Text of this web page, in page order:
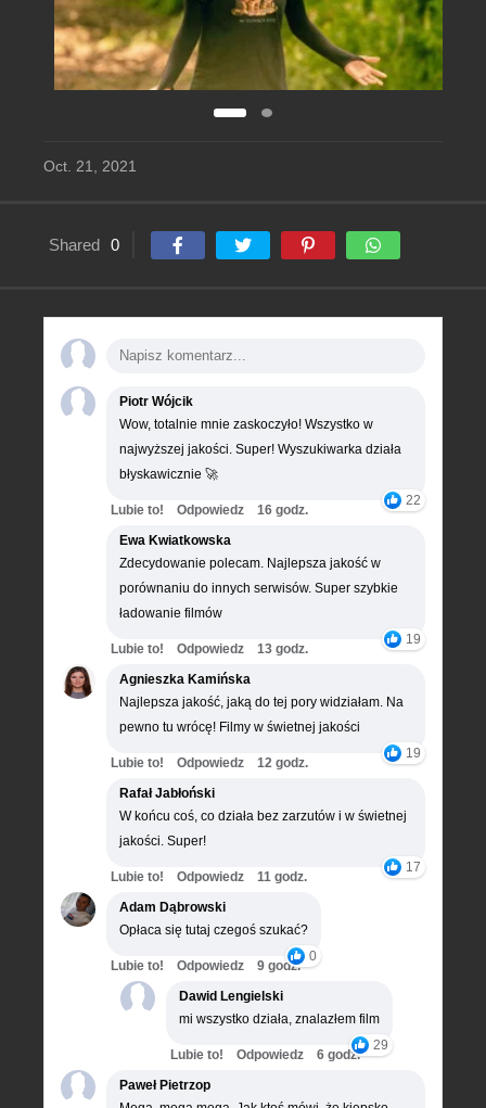
Oct. 21, 2021
Shared 0
Piotr Wójcik
Wow, totalnie mnie zaskoczyło! Wszystko w
najwyższej jakości. Super! Wyszukiwarka działa
błyskawicznie 🚀
22
Lubie to! Odpowiedz
16 godz.
Ewa Kwiatkowska
Zdecydowanie polecam. Najlepsza jakość w
porównaniu do innych serwisów. Super szybkie
ładowanie filmów
19
Lubie to! Odpowiedz
13 godz.
Agnieszka Kamińska
Najlepsza jakość, jaką do tej pory widziałam. Na
pewno tu wrócę! Filmy w świetnej jakości
19
Lubie to! Odpowiedz
12 godz.
Rafał Jabłoński
W końcu coś, co działa bez zarzutów i w świetnej
jakości. Super!
17
Lubie to! Odpowiedz
11 godz.
Adam Dąbrowski
Opłaca się tutaj czegoś szukać?
0
Lubie to! Odpowiedz
9 godz.
Dawid Lengielski
mi wszystko działa, znalazłem film
29
Lubie to! Odpowiedz
6 godz.
Paweł Pietrzop